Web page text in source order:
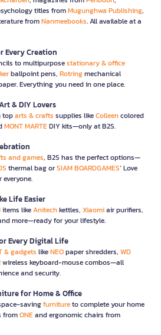
titles fromMugunghwa Publishing,
fromNanmeebooks. All available at a
Every Creation
to multipurposestationary & office
ballpoint pens, Rotringmechanical
Everything you need in one place.
& DIY Lovers
toparts & crafts supplies likeColleencolored
MONT MARTEDIY kits—only at B2S.
and games, B2S has the perfect options—
thermal bag orSIAM BOARDGAMES’ Love
Life Easier
items likeAnitechkettles, Xiaomiair purifiers,
more—ready for your lifestyle.
Every Digital Life
& gadgets likeNEOpaper shredders, WD
wireless keyboard-mouse combos—all
and security.
for Home & Office
savingfurnitureto complete your home
fromONEand ergonomic chairs from